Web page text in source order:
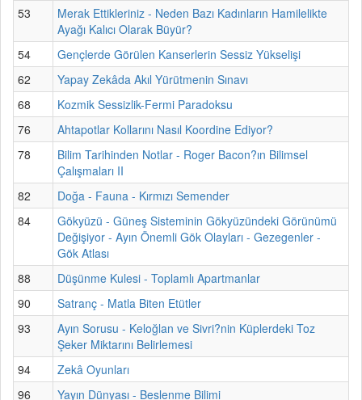
53
Merak Ettikleriniz - Neden Bazı Kadınların Hamilelikte
Ayağı Kalıcı Olarak Büyür?
54
Gençlerde Görülen Kanserlerin Sessiz Yükselişi
62
Yapay Zekâda Akıl Yürütmenin Sınavı
68
Kozmik Sessizlik-Fermi Paradoksu
76
Ahtapotlar Kollarını Nasıl Koordine Ediyor?
78
Bilim Tarihinden Notlar - Roger Bacon?ın Bilimsel
Çalışmaları II
82
Doğa - Fauna - Kırmızı Semender
84
Gökyüzü - Güneş Sisteminin Gökyüzündeki Görünümü
Değişiyor - Ayın Önemli Gök Olayları - Gezegenler -
Gök Atlası
88
Düşünme Kulesi - Toplamlı Apartmanlar
90
Satranç - Matla Biten Etütler
93
Ayın Sorusu - Keloğlan ve Sivri?nin Küplerdeki Toz
Şeker Miktarını Belirlemesi
94
Zekâ Oyunları
96
Yayın Dünyası - Beslenme Bilimi